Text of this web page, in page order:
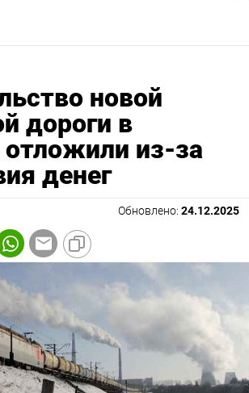
новой
дороги в
из-за
денег
Обновлено: 24.12.2025